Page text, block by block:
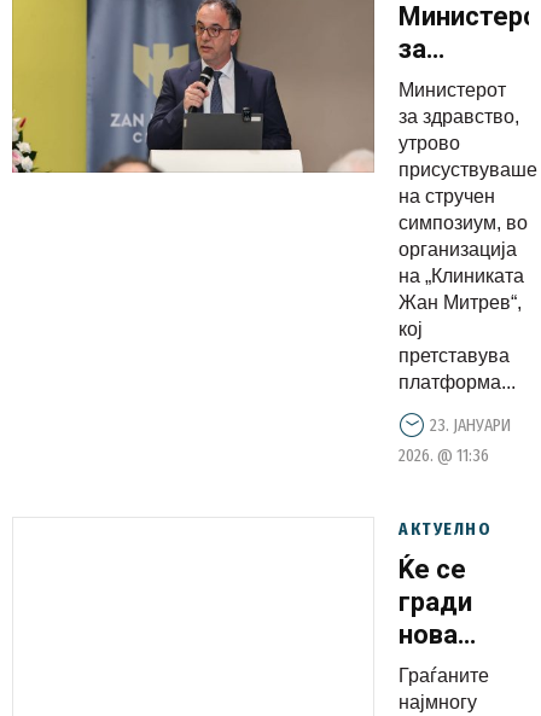
за
здравство
останува
посветено
на
следење
на
пристапи
во
развојот
на
медицина
Министерот
за здравство,
утрово
присуствуваше
на стручен
симпозиум, во
организација
на „Клиниката
Жан Митрев“,
кој
претставува
платформа...
23. ЈАНУАРИ
2026. @ 11:36
АКТУЕЛНО
Ќе се
гради
нова
во Бутел,
Граѓаните
најмногу